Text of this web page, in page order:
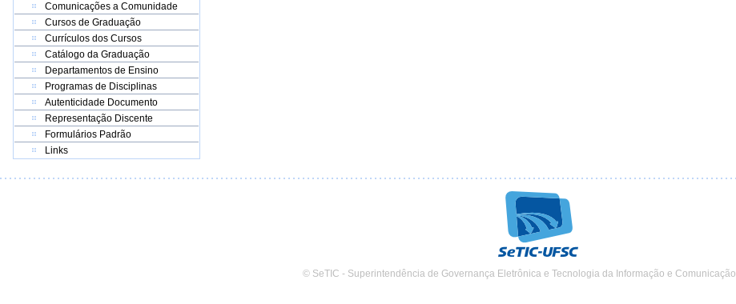
Comunicações a Comunidade
Cursos de Graduação
Currículos dos Cursos
Catálogo da Graduação
Departamentos de Ensino
Programas de Disciplinas
Autenticidade Documento
Representação Discente
Formulários Padrão
Links
© SeTIC - Superintendência de Governança Eletrônica e Tecnologia da Informação e Comunicação